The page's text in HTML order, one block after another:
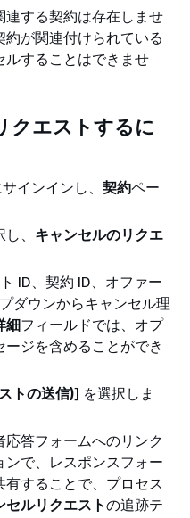
連する契約は存在しませ
が関連付けられている
ルすることはできませ
クエストするに
インインし、 契約ペー
、 キャンセルのリクエ
ID、契約 ID、オファー
ダウンからキャンセル理
細フィールドでは、オプ
ジを含めることができ
トの送信)] を選択しま
答フォームへのリンク
で、レスポンスフォー
有することで、プロセス
セルリクエストの追跡テ